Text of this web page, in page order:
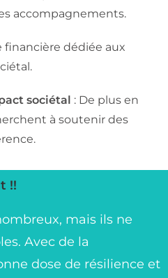
accompagnements.
financière dédiée aux
sociétal : De plus en
à soutenir des
!!
mais ils ne
Avec de la
dose de résilience et